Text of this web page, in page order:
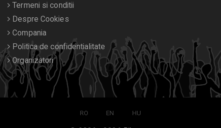
Termeni si conditii
Despre Cookies
Compania
Politica de confidentialitate
Organizatori
RO EN HU